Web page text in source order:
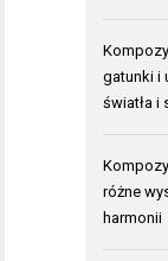
gatunki i
światła i
różne
harmonii